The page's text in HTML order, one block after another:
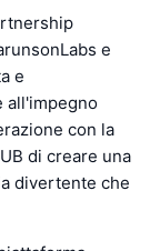
e
e
all'impegno
con la
di creare una
divertente che